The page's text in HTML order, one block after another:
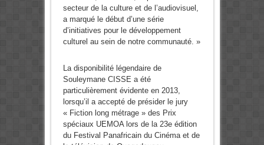
secteur de la culture et de l’audiovisuel,
a marqué le début d’une série
d’initiatives pour le développement
culturel au sein de notre communauté. »
La disponibilité légendaire de
Souleymane CISSE a été
particulièrement évidente en 2013,
lorsqu’il a accepté de présider le jury
« Fiction long métrage » des Prix
spéciaux UEMOA lors de la 23e édition
du Festival Panafricain du Cinéma et de